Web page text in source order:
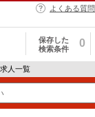
よくある質問
保存した
検索条件
0
人一覧